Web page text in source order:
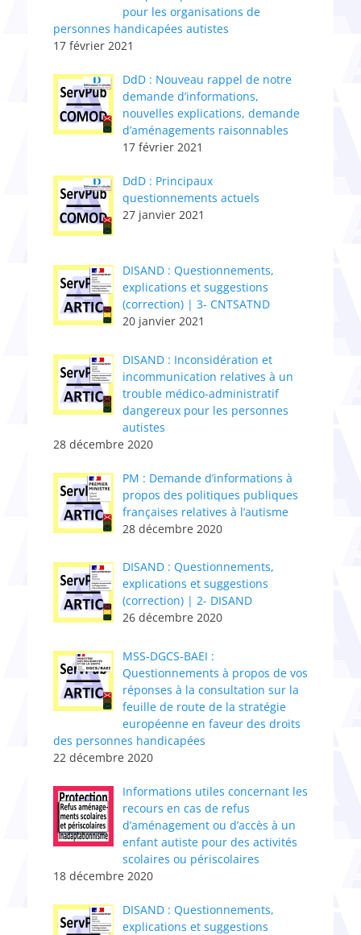
pour les organisations de
personnes handicapées autistes
17 février 2021
DdD : Nouveau rappel de notre
demande d’informations,
nouvelles explications, demande
d’aménagements raisonnables
17 février 2021
DdD : Principaux
questionnements actuels
27 janvier 2021
DISAND : Questionnements,
explications et suggestions
(correction) | 3- CNTSATND
20 janvier 2021
DISAND : Inconsidération et
incommunication relatives à un
trouble médico-administratif
dangereux pour les personnes
autistes
28 décembre 2020
PM : Demande d’informations à
propos des politiques publiques
françaises relatives à l’autisme
28 décembre 2020
DISAND : Questionnements,
explications et suggestions
(correction) | 2- DISAND
26 décembre 2020
MSS-DGCS-BAEI :
Questionnements à propos de vos
réponses à la consultation sur la
feuille de route de la stratégie
européenne en faveur des droits
des personnes handicapées
22 décembre 2020
Informations utiles concernant les
recours en cas de refus
d’aménagement ou d’accès à un
enfant autiste pour des activités
scolaires ou périscolaires
18 décembre 2020
DISAND : Questionnements,
explications et suggestions